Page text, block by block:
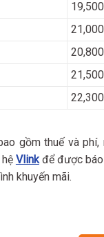
gồm thuế và
Vlinkđể được báo
khuyến mãi.